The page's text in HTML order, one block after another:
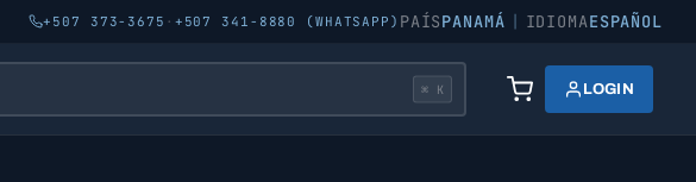
+507 373-3675 · +507 341-8880 (WHATSAPP) PAÍSPANAMÁ | IDIOMAESPAÑOL
⌘ K LOGIN